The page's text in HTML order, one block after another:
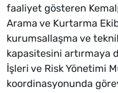
faaliyet gösteren
Arama ve Kurtarma
kurumsallaşma ve
kapasitesini artırmaya
İşleri ve Risk Yönetimi
koordinasyonunda